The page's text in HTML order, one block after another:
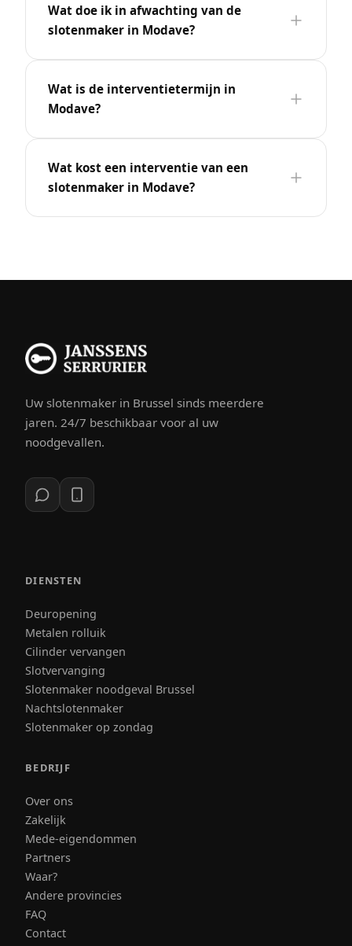
Wat doe ik in afwachting van de
slotenmaker in Modave?
Wat is de interventietermijn in
Modave?
Wat kost een interventie van een
slotenmaker in Modave?
Uw slotenmaker in Brussel sinds meerdere
jaren. 24/7 beschikbaar voor al uw
noodgevallen.
DIENSTEN
Deuropening
Metalen rolluik
Cilinder vervangen
Slotvervanging
Slotenmaker noodgeval Brussel
Nachtslotenmaker
Slotenmaker op zondag
BEDRIJF
Over ons
Zakelijk
Mede-eigendommen
Partners
Waar?
Andere provincies
FAQ
Contact